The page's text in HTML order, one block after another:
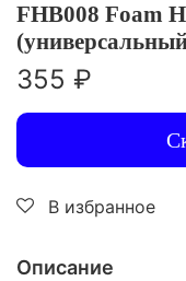
FHB008 Foam
355 ₽
В избранное
Описание